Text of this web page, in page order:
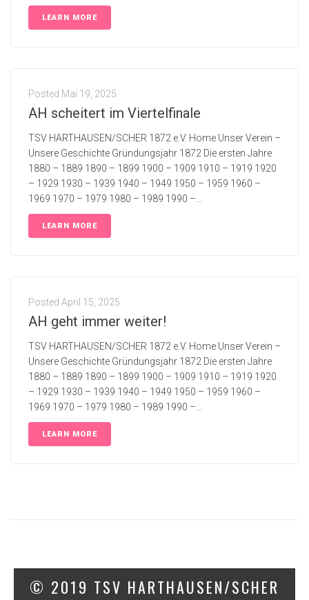
LEARN MORE
Posted Mai 19, 2025
AH scheitert im Viertelfinale
TSV HARTHAUSEN/SCHER 1872 e.V. Home Unser Verein –
Unsere Geschichte Gründungsjahr 1872 Die ersten Jahre
1880 – 1889 1890 – 1899 1900 – 1909 1910 – 1919 1920
– 1929 1930 – 1939 1940 – 1949 1950 – 1959 1960 –
1969 1970 – 1979 1980 – 1989 1990 –...
LEARN MORE
Posted April 15, 2025
AH geht immer weiter!
TSV HARTHAUSEN/SCHER 1872 e.V. Home Unser Verein –
Unsere Geschichte Gründungsjahr 1872 Die ersten Jahre
1880 – 1889 1890 – 1899 1900 – 1909 1910 – 1919 1920
– 1929 1930 – 1939 1940 – 1949 1950 – 1959 1960 –
1969 1970 – 1979 1980 – 1989 1990 –...
LEARN MORE
© 2019 TSV HARTHAUSEN/SCHER